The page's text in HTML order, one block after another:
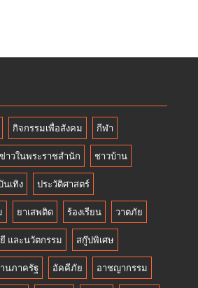
กิจกรรมเพื่อสังคม กีฬา
ข่าวในพระราชสำนัก ชาวบ้าน
นเทิง ประวัติศาสตร์
ยาเสพติด ร้องเรียน วาตภัย
และนวัตกรรม สกู๊ปพิเศษ
นภาครัฐ อัคคีภัย อาชญากรรม